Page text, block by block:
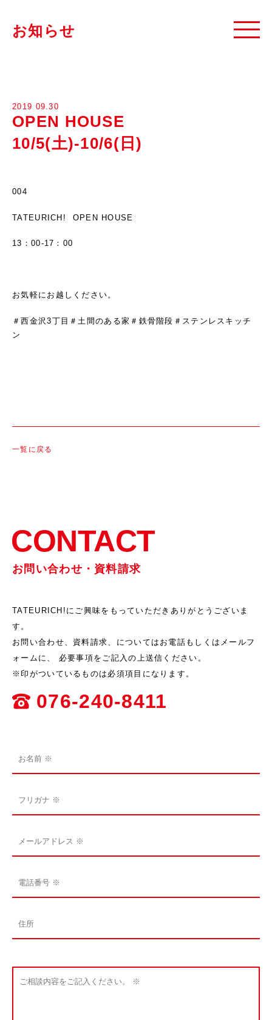
お知らせ
2019 09.30
OPEN HOUSE
10/5(土)-10/6(日)
004
TATEURICH! OPEN HOUSE
13：00-17：00
お気軽にお越しください。
＃西金沢3丁目＃土間のある家＃鉄骨階段＃ステンレスキッチ
ン
一覧に戻る
CONTACT
お問い合わせ・資料請求
TATEURICH!にご興味をもっていただきありがとうございま
す。
お問い合わせ、資料請求、についてはお電話もしくはメールフ
ォームに、 必要事項をご記入の上送信ください。
※印がついているものは必須項目になります。
076-240-8411